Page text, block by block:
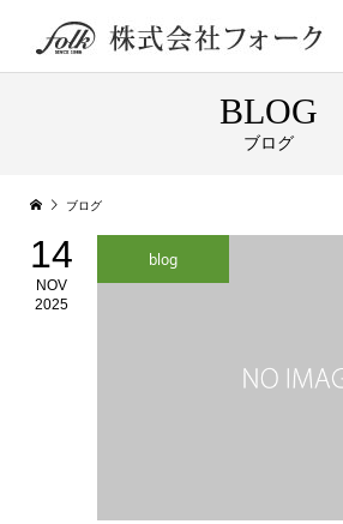
BLOG
ブログ
ブログ
14
NOV
2025
blog